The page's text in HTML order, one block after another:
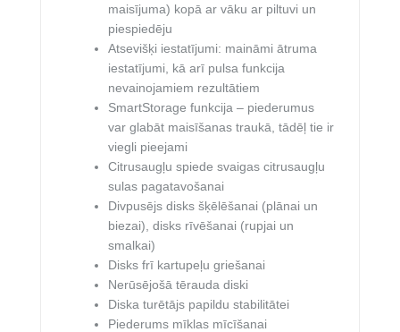
maisījuma) kopā ar vāku ar piltuvi un
piespiedēju
Atsevišķi iestatījumi: maināmi ātruma
iestatījumi, kā arī pulsa funkcija
nevainojamiem rezultātiem
SmartStorage funkcija – piederumus
var glabāt maisīšanas traukā, tādēļ tie ir
viegli pieejami
Citrusaugļu spiede svaigas citrusaugļu
sulas pagatavošanai
Divpusējs disks šķēlēšanai (plānai un
biezai), disks rīvēšanai (rupjai un
smalkai)
Disks frī kartupeļu griešanai
Nerūsējošā tērauda diski
Diska turētājs papildu stabilitātei
Piederums mīklas mīcīšanai